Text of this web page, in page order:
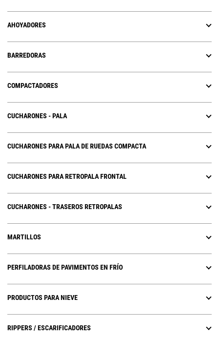
AHOYADORES
BARREDORAS
COMPACTADORES
CUCHARONES - PALA
CUCHARONES PARA PALA DE RUEDAS COMPACTA
CUCHARONES PARA RETROPALA FRONTAL
CUCHARONES - TRASEROS RETROPALAS
MARTILLOS
PERFILADORAS DE PAVIMENTOS EN FRÍO
PRODUCTOS PARA NIEVE
RIPPERS / ESCARIFICADORES